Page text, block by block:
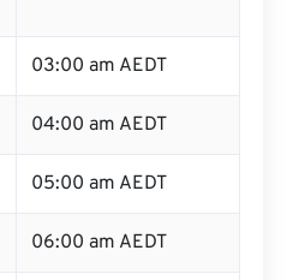
03:00 am AEDT
04:00 am AEDT
05:00 am AEDT
06:00 am AEDT